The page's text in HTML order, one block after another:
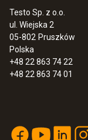
Testo Sp. z o.o.
ul. Wiejska 2
05-802 Pruszków
Polska
+48 22 863 74 22
+48 22 863 74 01